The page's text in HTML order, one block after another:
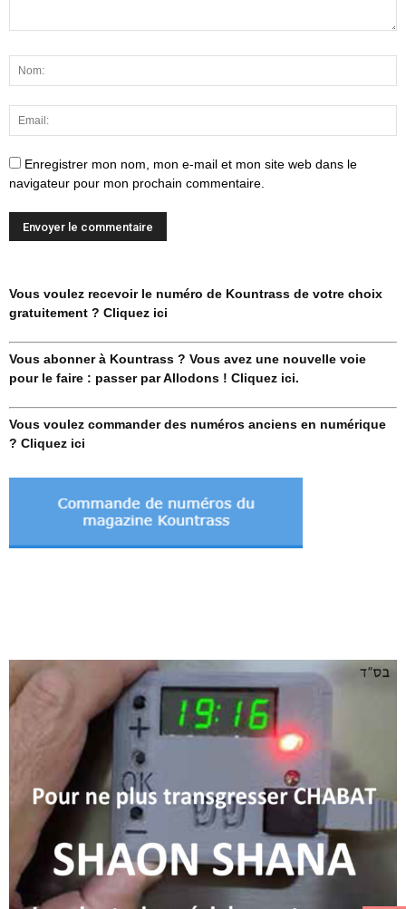
Enregistrer mon nom, mon e-mail et mon site web dans le
navigateur pour mon prochain commentaire.
Vous voulez recevoir le numéro de Kountrass de votre choix
gratuitement ? Cliquez ici
Vous abonner à Kountrass ? Vous avez une nouvelle voie
pour le faire : passer par Allodons ! Cliquez ici.
Vous voulez commander des numéros anciens en numérique
? Cliquez ici